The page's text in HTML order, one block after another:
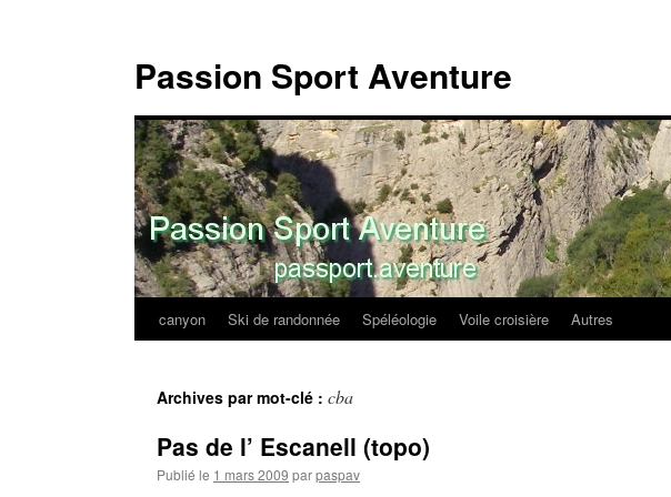
Passion Sport Aventure
Aller
contenu
canyon Ski de randonnée Spéléologie Voile croisière Autres
Archives par mot-clé : cba
Pas de l’ Escanell (topo)
Publié le 1 mars 2009 parpaspav